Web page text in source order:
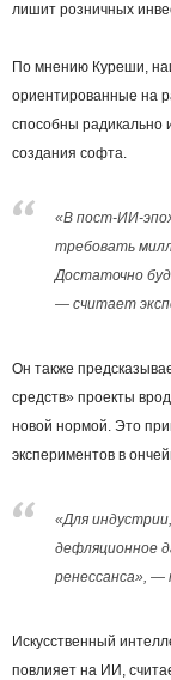
лишит розничных
По мнению Куреши,
ориентированные на
способны радикально
создания софта.
«В пост-ИИ-
требовать
Достаточно
— считает
Он также
средств» проекты
новой нормой. Это
экспериментов в
«Для
дефляционное
ренессанса», —
Искусственный
повлияет на ИИ,